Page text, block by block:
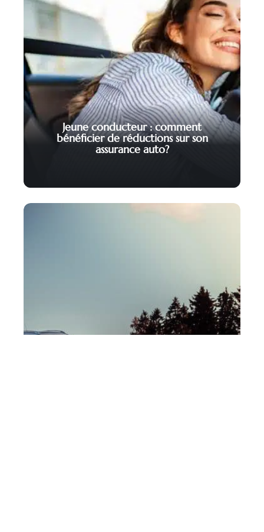
Jeune conducteur : comment
bénéficier de réductions sur son
assurance auto?